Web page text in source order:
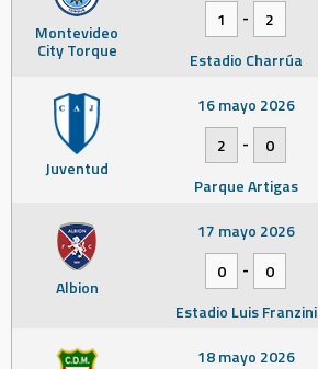
Montevideo
City Torque
1
-
2
Estadio Charrúa
Juventud
16 mayo 2026
2
-
0
Parque Artigas
Albion
17 mayo 2026
0
-
0
Estadio Luis Franzini
18 mayo 2026